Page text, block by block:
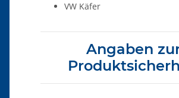
VW Käfer
Angaben